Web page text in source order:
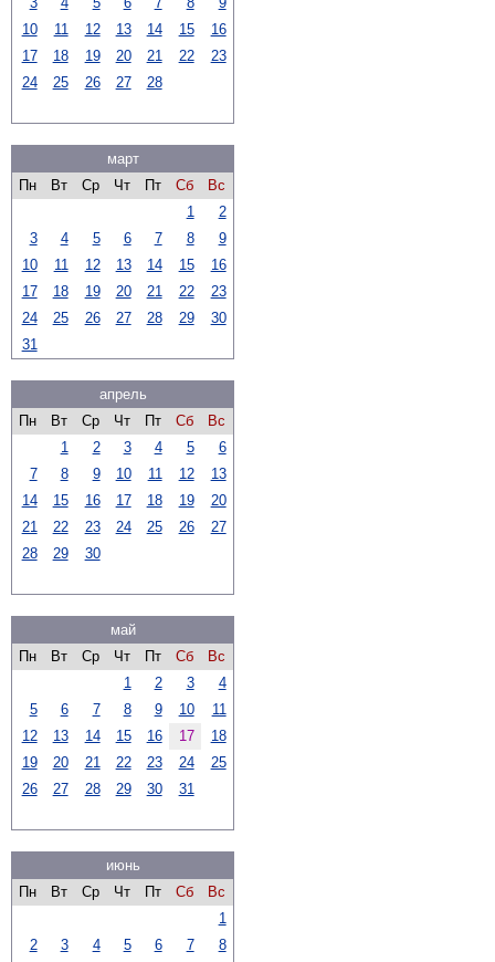
10
11 12 13 14 15
16
17
18 19 20 21 22
23
24
25 26 27 28
март
Пн
Вт Ср Чт Пт Сб
Вс
1
2
3
4 5 6 7 8
9
10
11 12 13 14 15
16
17
18 19 20 21 22
23
24
25 26 27 28 29
30
31
апрель
Пн
Вт Ср Чт Пт Сб
Вс
1
2 3 4 5
6
7
8 9 10 11 12
13
14
15 16 17 18 19
20
21
22 23 24 25 26
27
28
29 30
май
Пн
Вт Ср Чт Пт Сб
Вс
1
2 3
4
5
6 7 8 9 10
11
12
13 14 15 16 17
18
19
20 21 22 23 24
25
26
27 28 29 30 31
июнь
Пн
Вт Ср Чт Пт Сб
Вс
1
2
3 4 5 6 7
8